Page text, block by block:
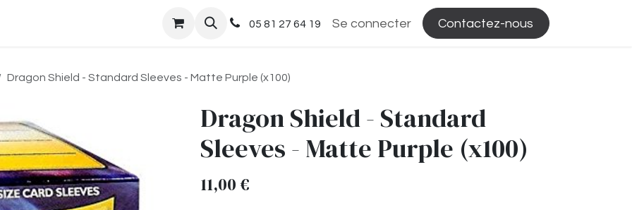
05 81 27 64 19 Se connecter Contactez-nous
Dragon Shield - Standard Sleeves - Matte Purple (x100)
Dragon Shield - Standard
Sleeves - Matte Purple (x100)
11,00€